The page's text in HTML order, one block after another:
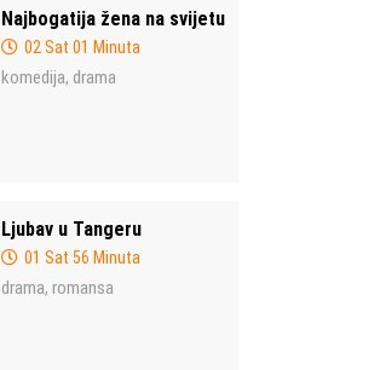
Najbogatija žena na svijetu
02 Sat 01 Minuta
komedija, drama
Ljubav u Tangeru
01 Sat 56 Minuta
drama, romansa